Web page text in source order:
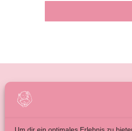
BABYMASSAGE FÜR